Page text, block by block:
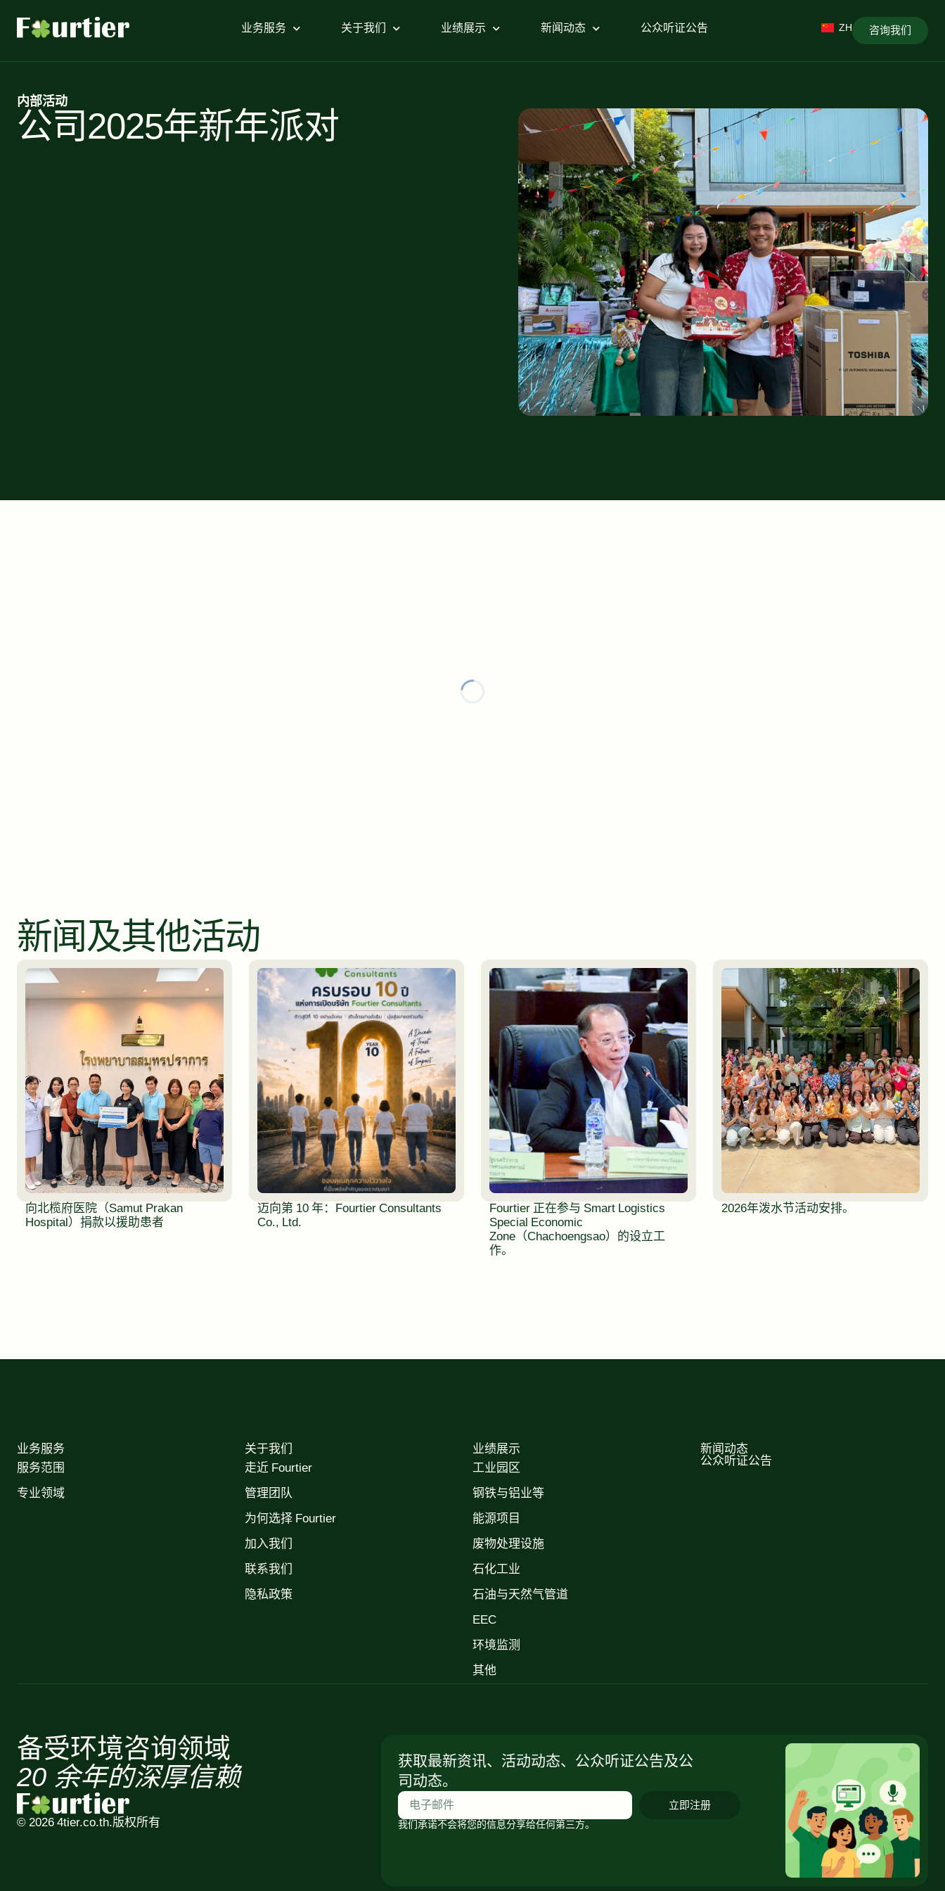
业务服务 关于我们 业绩展示 新闻动态 公众听证公告 ZH 咨询我们
内部活动
公司2025年新年派对
新闻及其他活动
向北榄府医院（Samut Prakan
Hospital）捐款以援助患者
迈向第 10 年：Fourtier Consultants
Co., Ltd.
Fourtier 正在参与 Smart Logistics
Special Economic
Zone（Chachoengsao）的设立工
作。
2026年泼水节活动安排。
业务服务
服务范围
专业领域
关于我们
走近 Fourtier
管理团队
为何选择 Fourtier
加入我们
联系我们
隐私政策
业绩展示
工业园区
钢铁与铝业等
能源项目
废物处理设施
石化工业
石油与天然气管道
EEC
环境监测
其他
新闻动态
公众听证公告
备受环境咨询领域
20 余年的深厚信赖
© 2026 4tier.co.th.版权所有
获取最新资讯、活动动态、公众听证公告及公
司动态。
立即注册
我们承诺不会将您的信息分享给任何第三方。